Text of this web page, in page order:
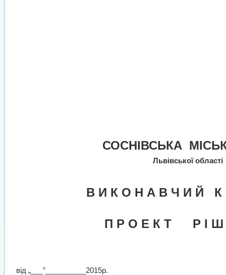
СОСНІВСЬКА
Львівської області
В И К О Н А В Ч И Й К
П Р О Е К Т Р І
від „___”__________2015р.